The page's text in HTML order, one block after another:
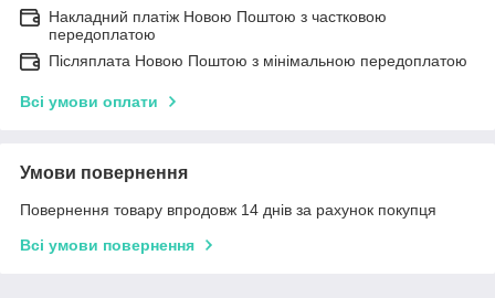
Накладний платіж Новою Поштою з частковою
передоплатою
Післяплата Новою Поштою з мінімальною передоплатою
Всі умови оплати
Умови повернення
Повернення товару впродовж 14 днів за рахунок покупця
Всі умови повернення